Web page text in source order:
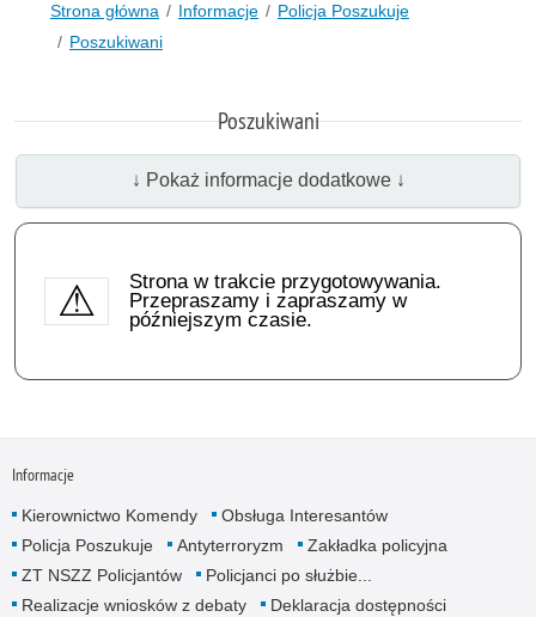
Strona główna Informacje
Policja Poszukuje
Poszukiwani
Poszukiwani
↓ Pokaż informacje dodatkowe ↓
Strona w trakcie przygotowywania.
Przepraszamy i zapraszamy w
późniejszym czasie.
Informacje
Kierownictwo Komendy
Obsługa Interesantów
Policja Poszukuje
Antyterroryzm
Zakładka policyjna
ZT NSZZ Policjantów
Policjanci po służbie...
Realizacje wniosków z debaty
Deklaracja dostępności